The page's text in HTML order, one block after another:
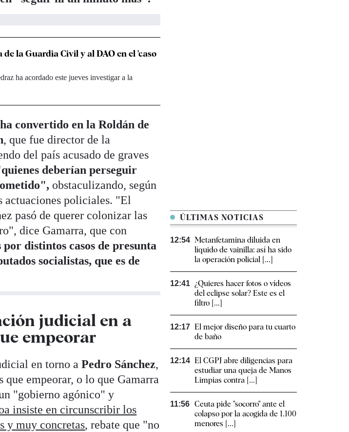
la Guardia Civil y al DAO en el 'caso
ha acordado este jueves investigar a la
convertido en la Roldán de
, que fue director de la
del país acusado de graves
deberían perseguir
obstaculizando, según
actuaciones policiales. "El
pasó de querer colonizar las
dice Gamarra, que con
distintos casos de presunta
socialistas, que es de
judicial en a
empeorar
en torno aPedro Sánchez,
que empeorar, o lo que Gamarra
"gobierno agónico" y
insiste en circunscribir los
y muy concretas, rebate que "no
ÚLTIMAS NOTICIAS
12:54 Metanfetamina diluida en
líquido de vainilla: así ha sido
la operación policial [...]
12:41 ¿Quieres hacer fotos o vídeos
del eclipse solar? Este es el
filtro [...]
12:17 El mejor diseño para tu cuarto
de baño
12:14 El CGPJ abre diligencias para
estudiar una queja de Manos
Limpias contra [...]
11:56 Ceuta pide "socorro" ante el
colapso por la acogida de 1.100
menores [...]